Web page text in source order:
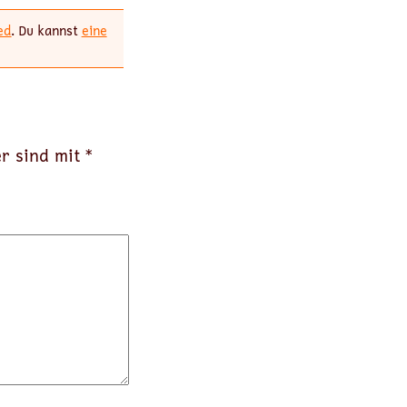
. Du kannsteine
sind mit *